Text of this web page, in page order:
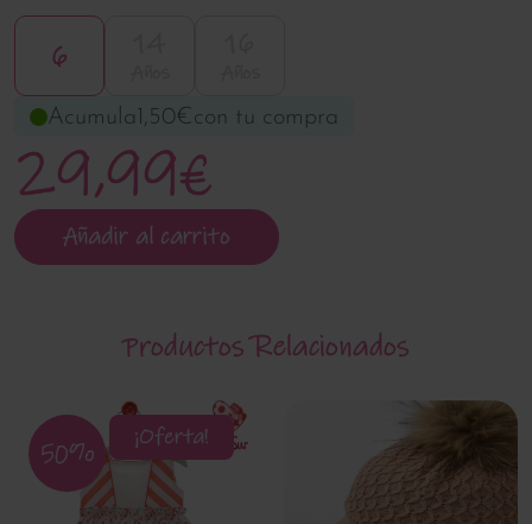
6
Acumula 1,50€ con tu compra
29,99€
Añadir al carrito
Productos Relacionados
¡Oferta!
50%